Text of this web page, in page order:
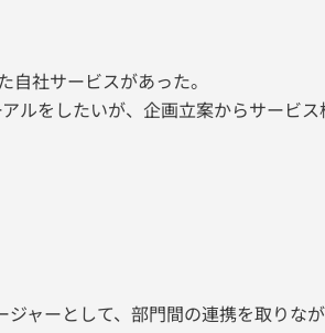
社サービスがあった。
ルをしたいが、企画立案からサービ
ャーとして、部門間の連携を取りな